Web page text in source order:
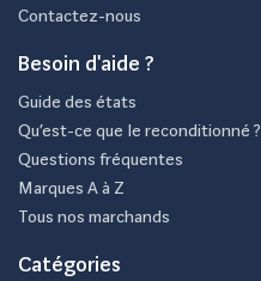
Contactez-nous
Besoin d'aide ?
Guide des états
Qu’est-ce que le reconditionné ?
Questions fréquentes
Marques A à Z
Tous nos marchands
Catégories